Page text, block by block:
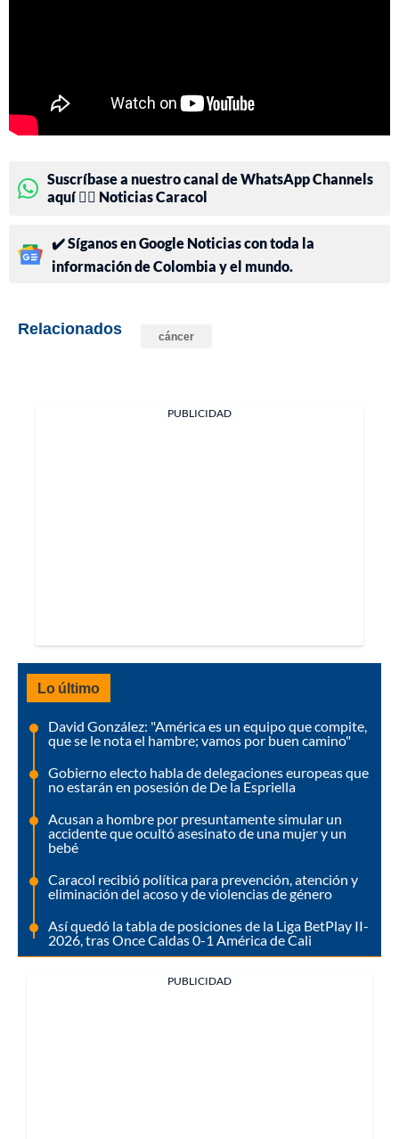
Suscríbase a nuestro canal de WhatsApp Channels
aquí 👉🏻 Noticias Caracol
✔️ Síganos en Google Noticias con toda la
información de Colombia y el mundo.
Relacionados cáncer
PUBLICIDAD
Lo último
David González: "América es un equipo que compite,
que se le nota el hambre; vamos por buen camino"
Gobierno electo habla de delegaciones europeas que
no estarán en posesión de De la Espriella
Acusan a hombre por presuntamente simular un
accidente que ocultó asesinato de una mujer y un
bebé
Caracol recibió política para prevención, atención y
eliminación del acoso y de violencias de género
Así quedó la tabla de posiciones de la Liga BetPlay II-
2026, tras Once Caldas 0-1 América de Cali
PUBLICIDAD